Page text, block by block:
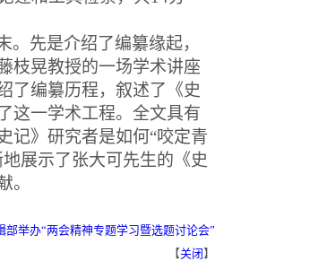
先是介绍了编纂缘起，
枝晃教授的一场学术讲座
了编纂历程，叙述了《史
这一学术工程。全文具有
记》研究者是如何“咬定青
展示了张大可先生的《史
。
部举办“两会精神专题学习暨选题讨论会”
【关闭 】